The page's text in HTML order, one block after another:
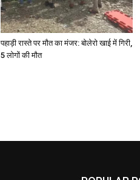
पहाड़ी रास्ते पर मौत का मंजर: बोलेरो खाई में गिरी,
5 लोगों की मौत